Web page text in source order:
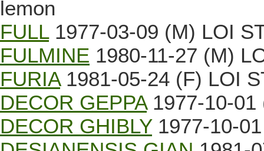
lemon
FULL1977-03-09 (M) LOI
FULMINE 1980-11-27 (M)
FURIA1981-05-24 (F) LOI
DECOR GEPPA1977-10-01
DECOR GHIBLY1977-10-